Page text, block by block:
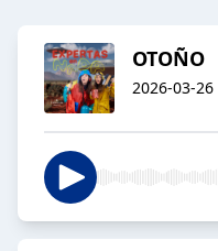
OTOÑO
2026-03-26